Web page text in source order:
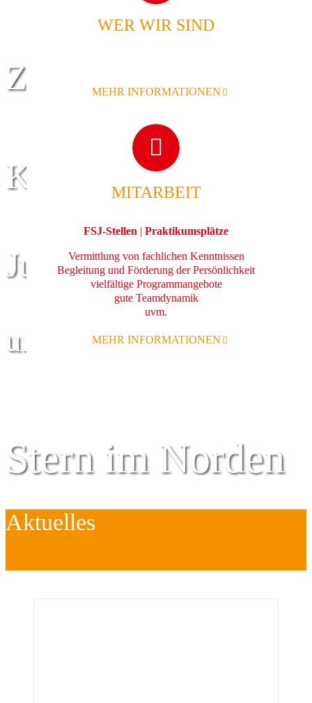
Zentrum für
Kinder
Jugend
und Familie
Stern im Norden
Zentrum für
WER WIR SIND
MEHR INFORMATIONEN
MITARBEIT
FSJ-Stellen | Praktikumsplätze
Vermittlung von fachlichen Kenntnissen
Begleitung und Förderung der Persönlichkeit
vielfältige Programmangebote
gute Teamdynamik
uvm.
MEHR INFORMATIONEN
Aktuelles